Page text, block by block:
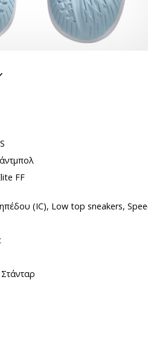
FF
(IC), Low top sneakers,
Στάνταρ